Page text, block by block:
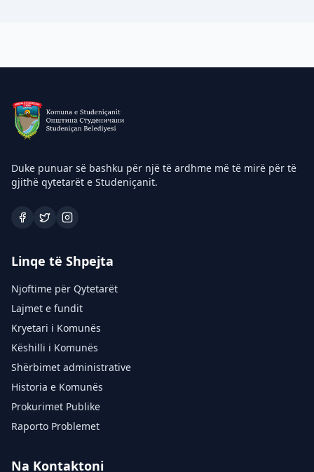
Duke punuar së bashku për një të ardhme më të mirë për të
gjithë qytetarët e Studeniçanit.
Linqe të Shpejta
Njoftime për Qytetarët
Lajmet e fundit
Kryetari i Komunës
Këshilli i Komunës
Shërbimet administrative
Historia e Komunës
Prokurimet Publike
Raporto Problemet
Na Kontaktoni